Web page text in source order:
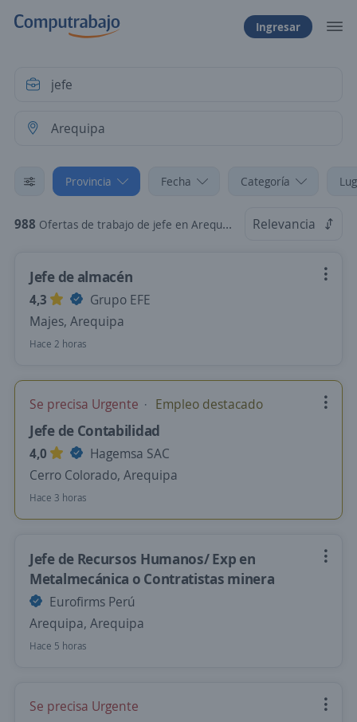
Ingresar
Provincia Fecha Categoría
988 Ofertas de trabajo de jefe en Arequipa Relevancia
Jefe de almacén
4,3
Grupo EFE
Majes, Arequipa
Hace 2 horas
Se precisa Urgente Empleo destacado
Jefe de Contabilidad
4,0
Hagemsa SAC
Cerro Colorado, Arequipa
Hace 3 horas
Jefe de Recursos Humanos/ Exp en
Metalmecánica o Contratistas minera
Eurofirms Perú
Arequipa, Arequipa
Hace 5 horas
Se precisa Urgente